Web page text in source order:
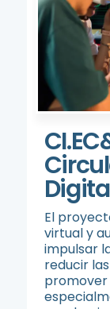
El
virtual y
impulsar
reducir
promover